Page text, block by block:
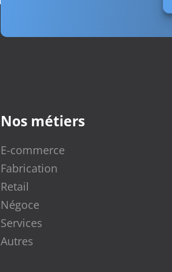
Nos métiers
E-commerce
Fabrication
Retail
Négoce
Services
Autres